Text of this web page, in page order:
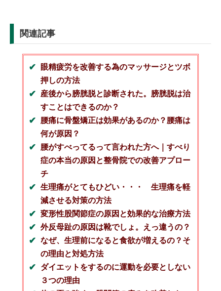
関連記事
眼精疲労を改善する為のマッサージとツボ
押しの方法
産後から膀胱脱と診断された。膀胱脱は治
すことはできるのか？
腰痛に骨盤矯正は効果があるのか？腰痛は
何が原因？
腰がすべってるって言われた方へ｜すべり
症の本当の原因と整骨院での改善アプロー
チ
生理痛がとてもひどい・・・ 生理痛を軽
減させる対策の方法
変形性股関節症の原因と効果的な治療方法
外反母趾の原因は靴でしょ。えっ違うの？
なぜ、生理前になると食欲が増えるの？そ
の理由と対処方法
ダイエットをするのに運動を必要としない
３つの理由